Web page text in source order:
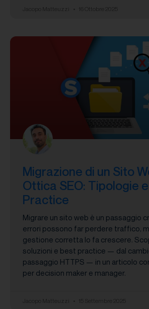
Migrazione di un Sito
Ottica SEO: Tipologie
Practice
Migrare un sito web è un passaggio
errori possono far perdere traffico,
gestione corretta lo fa crescere.
soluzioni e best practice — dal
passaggio HTTPS — in un articolo
per decision maker e manager.